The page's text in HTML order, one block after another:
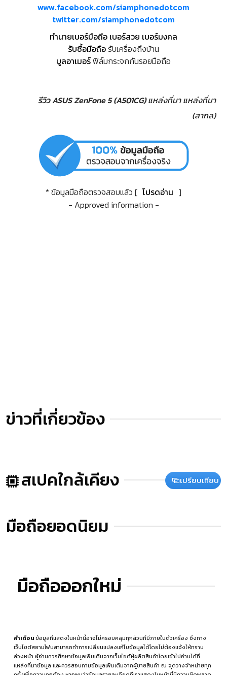
www.facebook.com/siamphonedotcom
twitter.com/siamphonedotcom
ทำนายเบอร์มือถือ เบอร์สวย เบอร์มงคล
รับซื้อมือถือรับเครื่องถึงบ้าน
บูลอาเมอร์ฟิล์มกระจกกันรอยมือถือ
รีวิว ASUS ZenFone 5 (A501CG) แหล่งที่มา แหล่งที่มา
(สากล)
* ข้อมูลมือถือตรวจสอบแล้ว [ โปรดอ่าน ]
- Approved information -
ข่าวที่เกี่ยวข้อง
สเปคใกล้เคียง เปรียบเทียบ
มือถือยอดนิยม
มือถือออกใหม่
คำเตือนข้อมูลที่แสดงในหน้านี้อาจไม่ครอบคลุมทุกส่วนที่มีภายในตัวเครื่อง ซึ่งทาง
เว็บไซต์สยามโฟนสามารถทำการเปลี่ยนแปลงแก้ไขข้อมูลได้โดยไม่ต้องแจ้งให้ทราบ
ล่วงหน้า ผู้อ่านควรศึกษาข้อมูลเพิ่มเติมจากเว็บไซต์ผู้ผลิตสินค้าโดยเข้าไปอ่านได้ที่
แหล่งที่มาข้อมูล และควรสอบถามข้อมูลเพิ่มเติมจากผู้ขายสินค้า ณ จุดวางจำหน่ายทุก